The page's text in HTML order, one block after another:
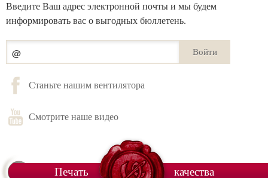
Введите Ваш адрес электронной почты и мы будем
информировать вас о выгодных бюллетень.
Войти
Станьте нашим вентилятора
Смотрите наше видео
Печать качества